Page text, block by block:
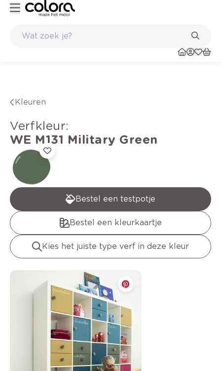
Kleuren
verfkleur:
WE M131 Military Green
Bestel een testpotje
Bestel een kleurkaartje
Kies het juiste type verf in deze kleur